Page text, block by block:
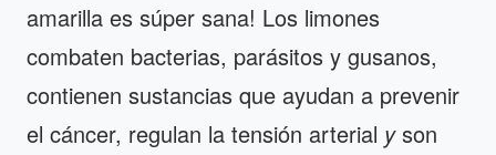
amarilla es súper sana! Los limones
combaten bacterias, parásitos y gusanos,
contienen sustancias que ayudan a prevenir
el cáncer, regulan la tensión arterial yson